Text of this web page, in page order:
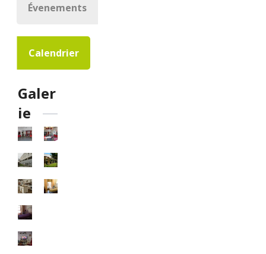
Évenements
Calendrier
Galer
ie